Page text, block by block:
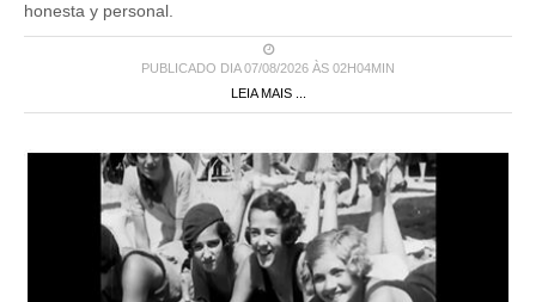
honesta y personal.
PUBLICADO DIA 07/08/2026 ÀS 02H04MIN
LEIA MAIS ...